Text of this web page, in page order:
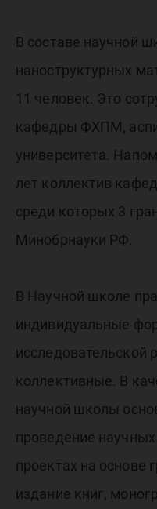
В составе научной
наноструктурных
11 человек. Это
кафедры ФХПМ,
университета.
лет коллектив
среди которых 3
Минобрнауки РФ.
В Научной школе
индивидуальные
исследовательской
коллективные. В
научной школы
проведение
проектах на
издание книг,